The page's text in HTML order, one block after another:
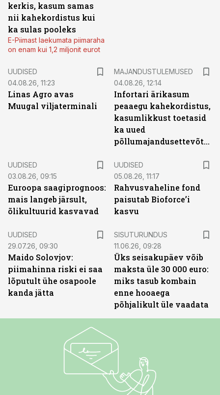
kerkis, kasum samas
nii kahekordistus kui
ka sulas pooleks
E-Piimast laekumata piimaraha
on enam kui 1,2 miljonit eurot
UUDISED
04.08.26, 11:23
Linas Agro avas
Muugal viljaterminali
MAJANDUSTULEMUSED
04.08.26, 12:14
Infortari ärikasum
peaaegu kahekordistus,
kasumlikkust toetasid
ka uued
põllumajandusettevõtted
UUDISED
03.08.26, 09:15
Euroopa saagiprognoos:
mais langeb järsult,
õlikultuurid kasvavad
UUDISED
05.08.26, 11:17
Rahvusvaheline fond
paisutab Bioforce’i
kasvu
UUDISED
29.07.26, 09:30
Maido Solovjov:
piimahinna riski ei saa
lõputult ühe osapoole
kanda jätta
SISUTURUNDUS
11.06.26, 09:28
Üks seisakupäev võib
maksta üle 30 000 euro:
miks tasub kombain
enne hooaega
põhjalikult üle vaadata